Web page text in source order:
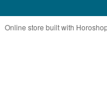
Online store built with